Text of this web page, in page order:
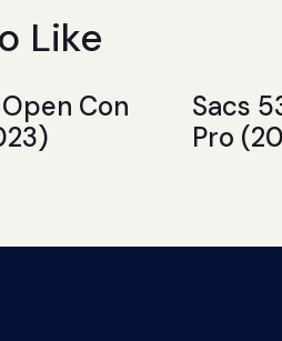
Like
Con
Sacs
Pro